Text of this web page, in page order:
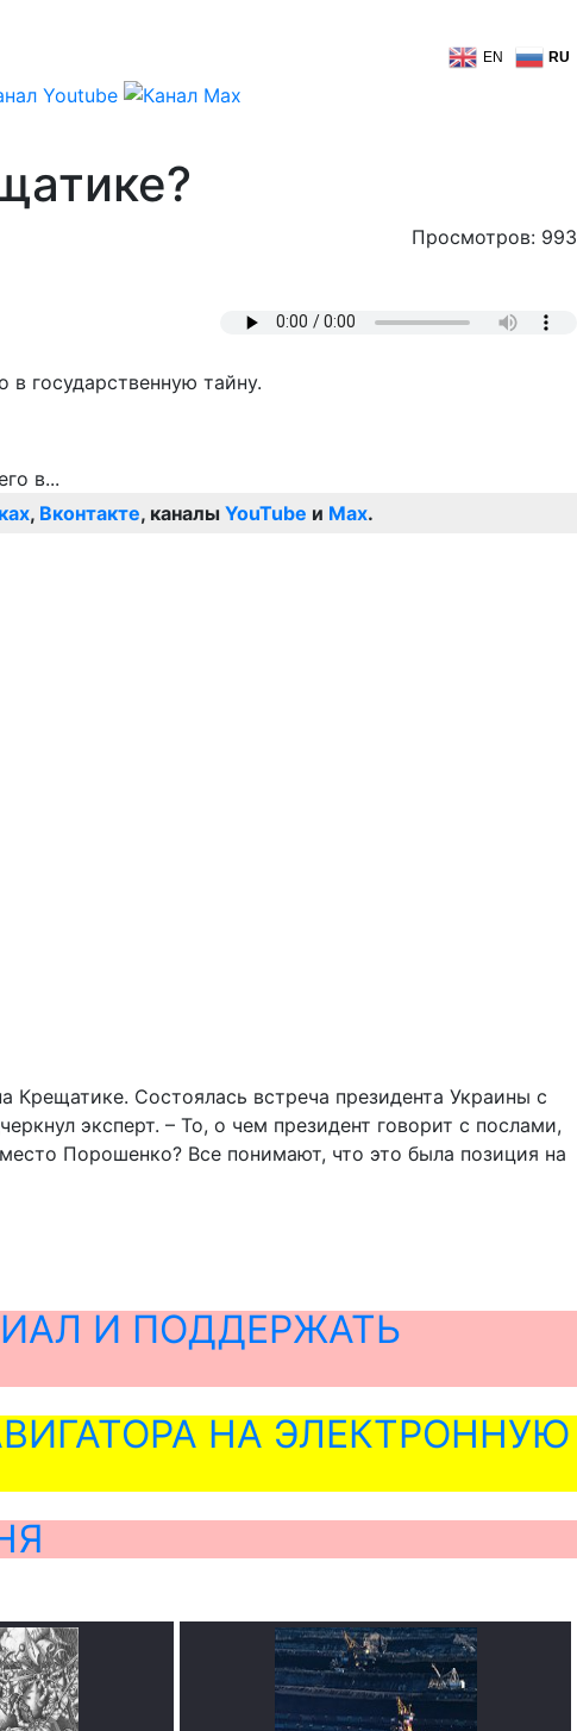
EN RU
Просмотров: 993
государственную тайну.
, Вконтакте, каналы YouTube и Max.
Состоялась встреча президента Украины с
эксперт. – То, о чем президент говорит с послами,
Порошенко? Все понимают, что это была позиция на
И ПОДДЕРЖАТЬ
НА ЭЛЕКТРОННУЮ